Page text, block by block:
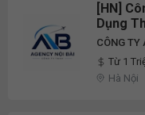
[HN]
Dụng
Tử/
Media/
Tử/
CÔNG TY
Từ 1
Hà Nội